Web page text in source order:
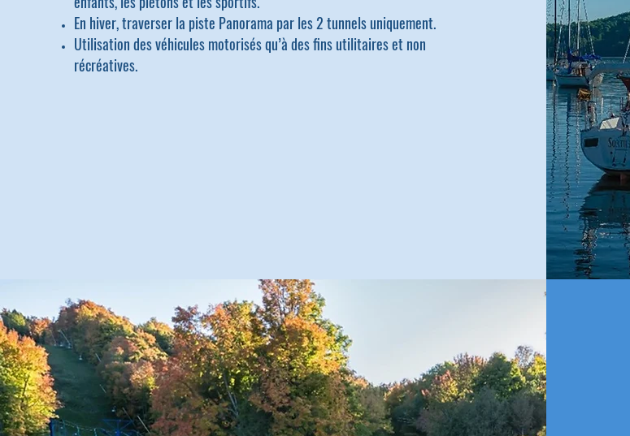
En hiver, traverser la piste Panorama par les 2 tunnels uniquement.
Utilisation des véhicules motorisés qu’à des fins utilitaires et non
récréatives.